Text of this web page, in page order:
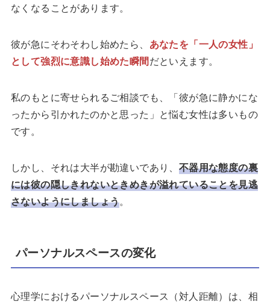
なくなることがあります。
彼が急にそわそわし始めたら、 あなたを「一人の女性」
として強烈に意識し始めた瞬間だといえます。
私のもとに寄せられるご相談でも、「彼が急に静かにな
ったから引かれたのかと思った」と悩む女性は多いもの
です。
しかし、それは大半が勘違いであり、 不器用な態度の裏
には彼の隠しきれないときめきが溢れていることを見逃
さないようにしましょう。
パーソナルスペースの変化
心理学におけるパーソナルスペース（対人距離）は、相